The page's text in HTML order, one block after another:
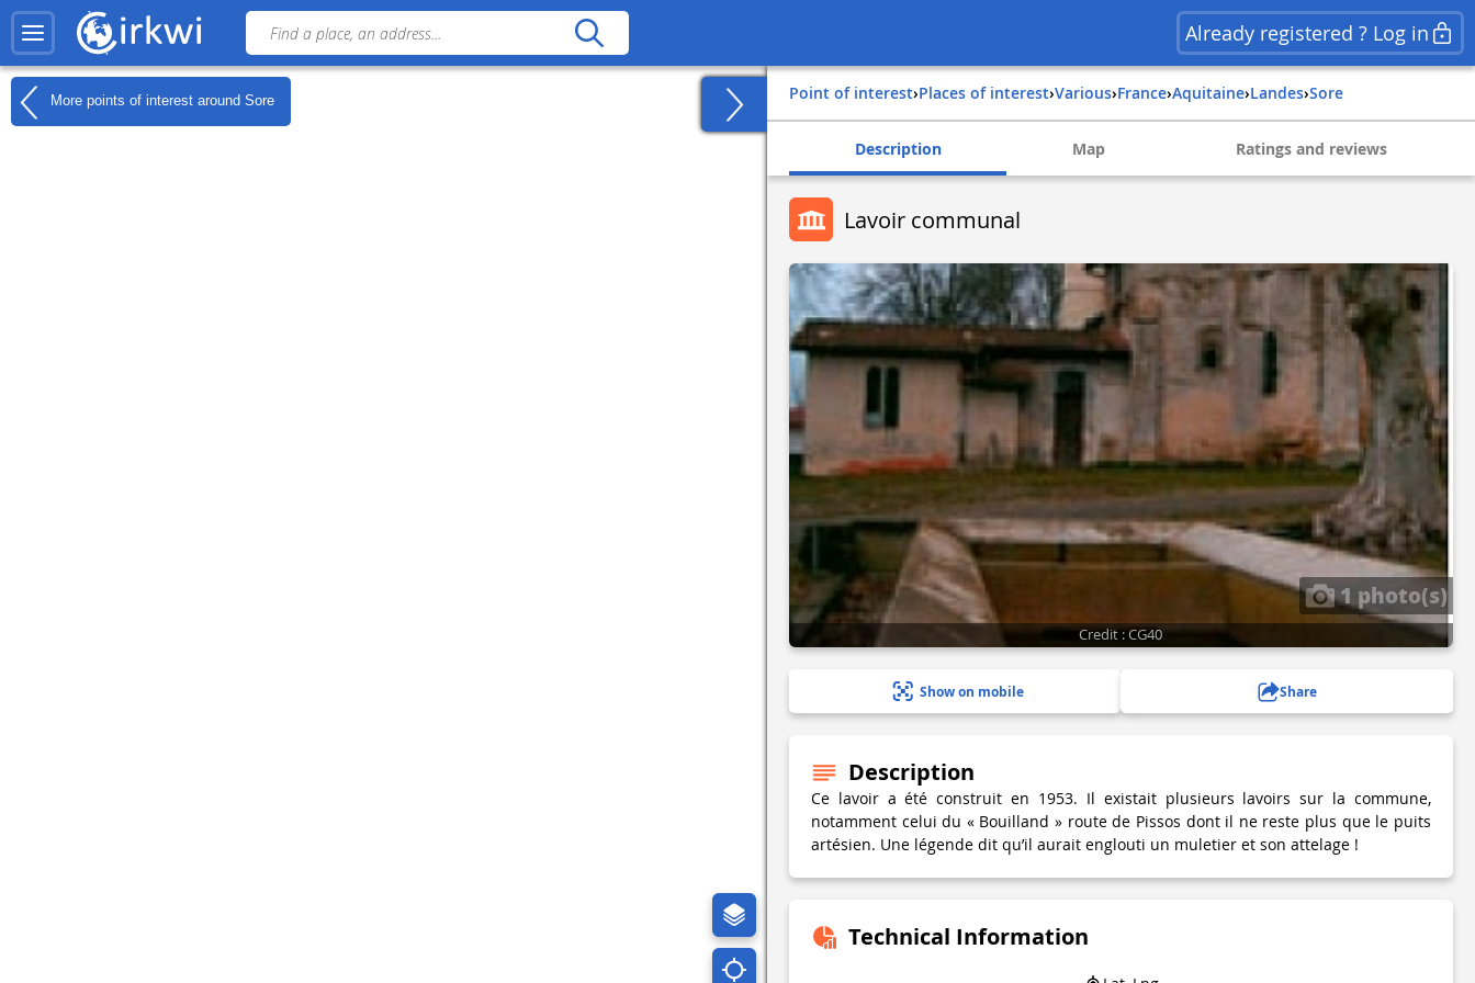
Already registered ? Log in
More points of interest around Sore Point of interest› Places of interest› Various› france› aquitaine› landes› sore
Description Map Ratings and reviews
Lavoir communal
1 photo(s)
Credit : CG40
Show on mobile Share
Description
Ce lavoir a été construit en 1953. Il existait plusieurs lavoirs sur la commune,
notamment celui du « Bouilland » route de Pissos dont il ne reste plus que le puits
artésien. Une légende dit qu’il aurait englouti un muletier et son attelage !
Technical Information